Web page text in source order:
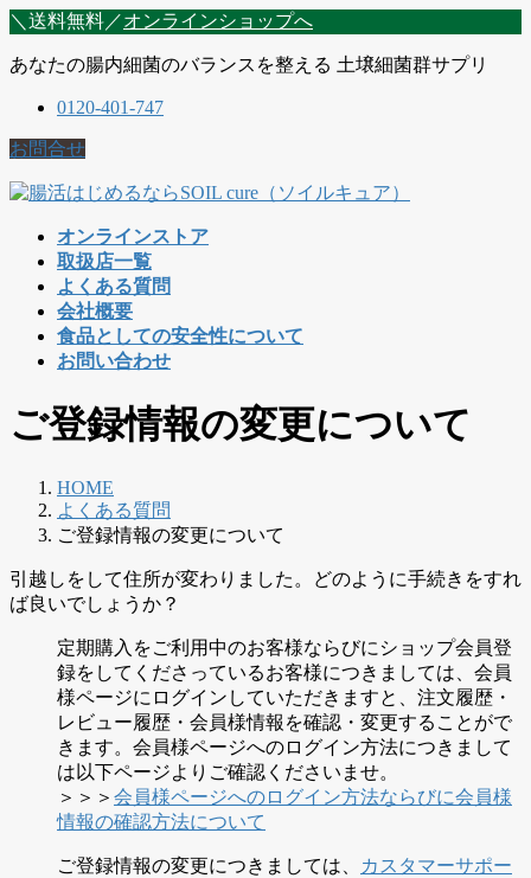
コ
テ
に
動
ナ
ゲ
ョ
に
＼送料無料／オンラインショップへ
あなたの腸内細菌のバランスを整える 土壌細菌群サプリ
0120-401-747
お問合せ
オンラインストア
取扱店一覧
よくある質問
会社概要
食品としての安全性について
お問い合わせ
ご登録情報の変更について
HOME
よくある質問
ご登録情報の変更について
引越しをして住所が変わりました。どのように手続きをすれ
ば良いでしょうか？
定期購入をご利用中のお客様ならびにショップ会員登
録をしてくださっているお客様につきましては、会員
様ページにログインしていただきますと、注文履歴・
レビュー履歴・会員様情報を確認・変更することがで
きます。会員様ページへのログイン方法につきまして
は以下ページよりご確認くださいませ。
＞＞＞ 会員様ページへのログイン方法ならびに会員様
情報の確認方法について
ご登録情報の変更につきましては、
カスタマーサポー